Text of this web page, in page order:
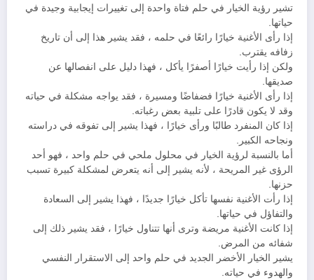
تشير رؤية الخيار في حلم فتاة واحدة إلى تغييرات إيجابية وجيدة في
حياتها.
إذا رأى الأغنية خيارًا رائعًا في حلمه ، فقد يشير هذا إلى أن تاريخ
زفافه يقترب.
ولكن إذا رأيت خيارًا أصفرًا يأكل ، فهذا دليل على انفصالها عن
صديقها.
إذا رأى الأغنية خيارًا فضفاضًا ومسيرة ، فقد يواجه مشكلة في حياته
وقد لا يكون قادرًا على تلبية بعض رغباته.
إذا كان المنفرد طالبًا ورأى خيارًا ، فهذا يشير إلى تفوقه في دراسته
ونجاحه الكبير.
أما بالنسبة لرؤية الخيار في محلول ملحي في حلم واحد ، فهو أحد
الرؤى غير المريحة ، لأنه يشير إلى أنه يتعرض لمشكلة كبيرة تسبب
حزنها.
إذا رأت الأغنية نفسها تأكل خيارًا جديدًا ، فهذا يشير إلى السعادة
والتفاؤل في حياتها.
إذا كانت الأغنية مريضة وترى أنها تتناول خيارًا ، فقد يشير ذلك إلى
شفائه من المرض.
يشير الخيار الأخضر الجديد في حلم واحد إلى الاستقرار النفسي
والهدوء في حياته.